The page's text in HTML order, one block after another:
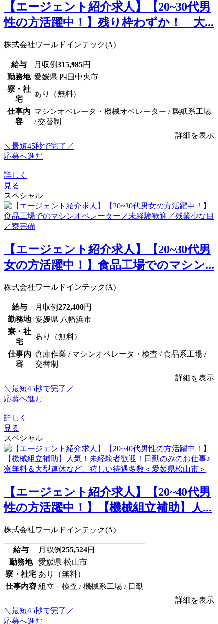
【エージェント紹介求人】【20~30代男
性の方活躍中！】残り枠わずか！ 大...
株式会社ワールドインテック(A)
給与 月収例315,985円
勤務地 愛媛県 四国中央市
寮・社
宅
あり（無料）
仕事内
容
マシンオペレータ・機械オペレーター / 製紙系工場
/ 交替制
詳細を表示
＼最短45秒で完了／
応募へ進む
詳しく
見る
スペシャル
【エージェント紹介求人】【20~30代男
女の方活躍中！】食品工場でのマシン...
株式会社ワールドインテック(A)
給与 月収例272,400円
勤務地 愛媛県 八幡浜市
寮・社
宅
あり（無料）
仕事内
容
倉庫作業 / マシンオペレータ・検査 / 食品系工場 /
交替制
詳細を表示
＼最短45秒で完了／
応募へ進む
詳しく
見る
スペシャル
【エージェント紹介求人】【20~40代男
性の方活躍中！】【機械組立補助】人...
株式会社ワールドインテック(A)
給与 月収例255,524円
勤務地
愛媛県 松山市
寮・社宅 あり（無料）
仕事内容 組立・検査 / 機械系工場 / 日勤
詳細を表示
＼最短45秒で完了／
応募へ進む